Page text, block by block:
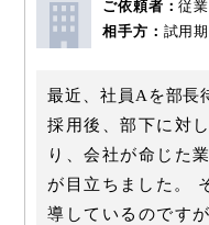
ご依頼者：従
相手方： 試用
最近、社員Aを部長
採用後、部下に対
り、会社が命じた
が目立ちました。
導しているのです